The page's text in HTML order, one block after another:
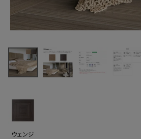
枚/ケース
Maristo
FAX注文はこちらから
カテゴリーから選ぶ
ウェンジ